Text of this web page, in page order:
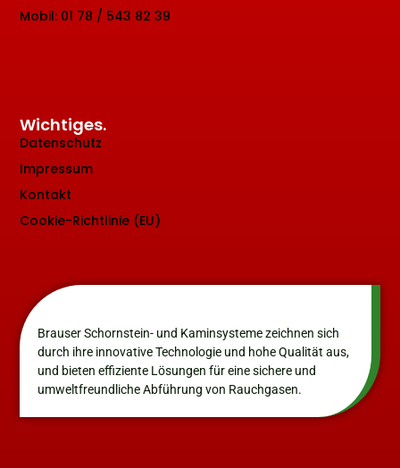
Brauser Schornstein- und Kaminsysteme zeichnen sich
durch ihre innovative Technologie und hohe Qualität aus,
und bieten effiziente Lösungen für eine sichere und
umweltfreundliche Abführung von Rauchgasen.
Wichtiges.
Datenschutz
Impressum
Kontakt
Cookie-Richtlinie (EU)
Mobil: 01 78 / 543 82 39